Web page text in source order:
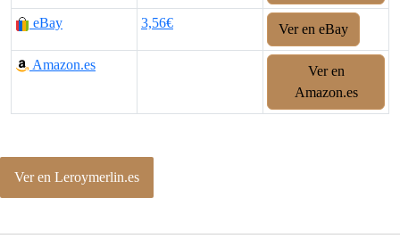
eBay 3,56€ Ver en eBay
Amazon.es
Ver en
Amazon.es
Ver en Leroymerlin.es